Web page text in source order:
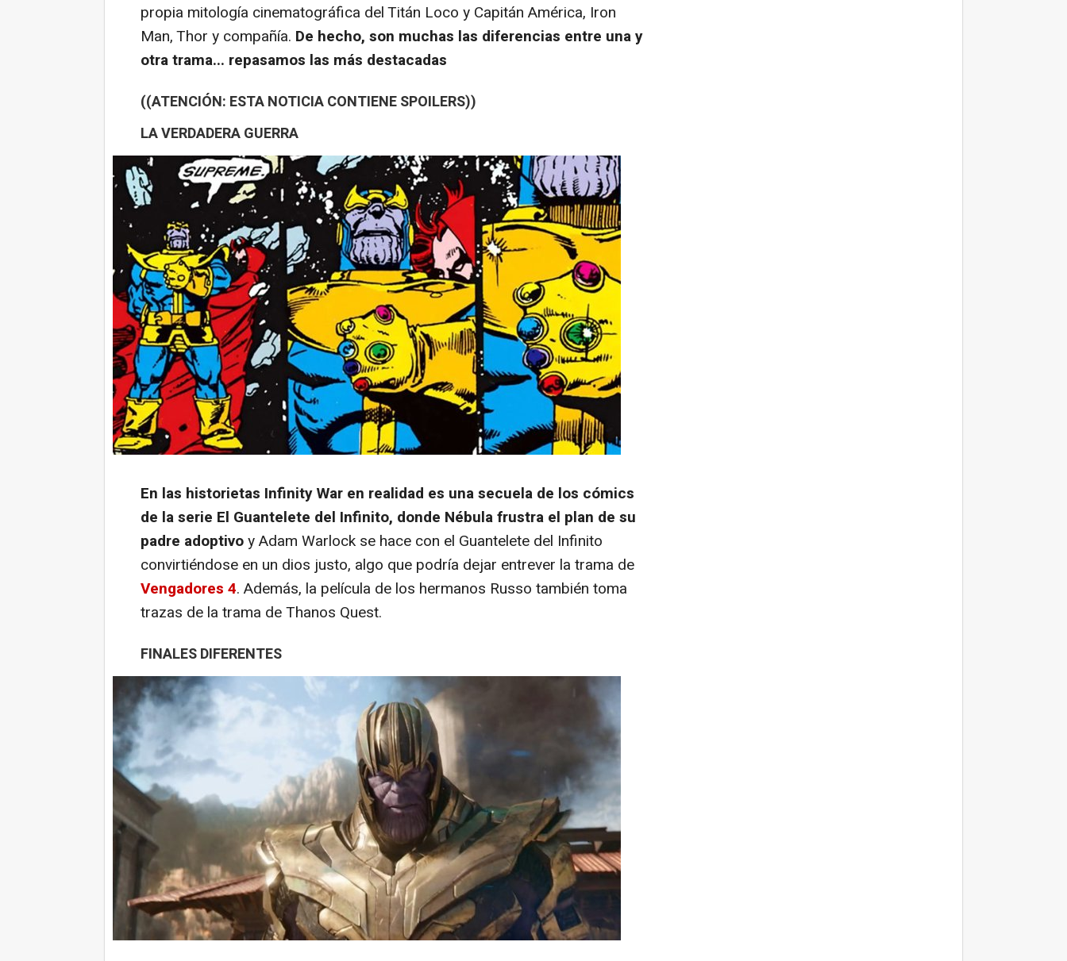
propia mitología cinematográfica del Titán Loco y Capitán América, Iron
Man, Thor y compañía. De hecho, son muchas las diferencias entre una y
otra trama... repasamos las más destacadas
((ATENCIÓN: ESTA NOTICIA CONTIENE SPOILERS))
LA VERDADERA GUERRA
En las historietas Infinity War en realidad es una secuela de los cómics
de la serie El Guantelete del Infinito, donde Nébula frustra el plan de su
padre adoptivoy Adam Warlock se hace con el Guantelete del Infinito
convirtiéndose en un dios justo, algo que podría dejar entrever la trama de
Vengadores 4. Además, la película de los hermanos Russo también toma
trazas de la trama deThanos Quest.
FINALES DIFERENTES